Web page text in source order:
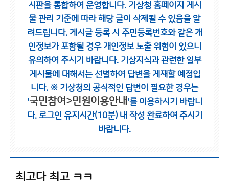
시판을 통합하여 운영합니다. 기상청 홈페이지 게시
물 관리 기준에 따라 해당 글이 삭제될 수 있음을 알
려드립니다. 게시글 등록 시 주민등록번호와 같은 개
인정보가 포함될 경우 개인정보 노출 위험이 있으니
유의하여 주시기 바랍니다. 기상지식과 관련한 일부
게시물에 대해서는 선별하여 답변을 게재할 예정입
니다. ※ 기상청의 공식적인 답변이 필요한 경우는
'국민참여>민원이용안내 '를 이용하시기 바랍니
다. 로그인 유지시간(10분) 내 작성 완료하여 주시기
바랍니다.
최고다 최고 ㅋㅋ